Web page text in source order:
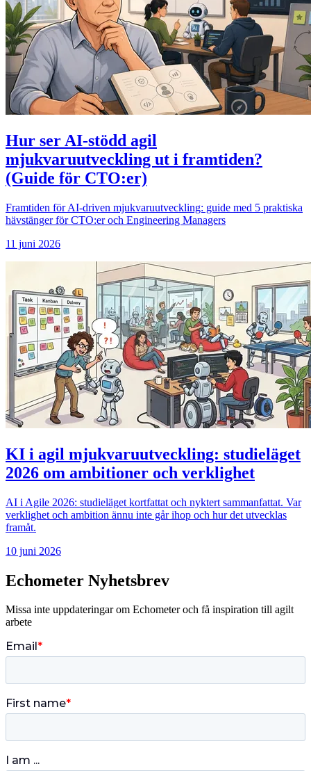
Hur ser AI-stödd agil
mjukvaruutveckling ut i framtiden?
(Guide för CTO:er)
Framtiden för AI-driven mjukvaruutveckling: guide med 5 praktiska
hävstänger för CTO:er och Engineering Managers
11 juni 2026
KI i agil mjukvaruutveckling: studieläget
2026 om ambitioner och verklighet
AI i Agile 2026: studieläget kortfattat och nyktert sammanfattat. Var
verklighet och ambition ännu inte går ihop och hur det utvecklas
framåt.
10 juni 2026
Echometer Nyhetsbrev
Missa inte uppdateringar om Echometer och få inspiration till agilt
arbete